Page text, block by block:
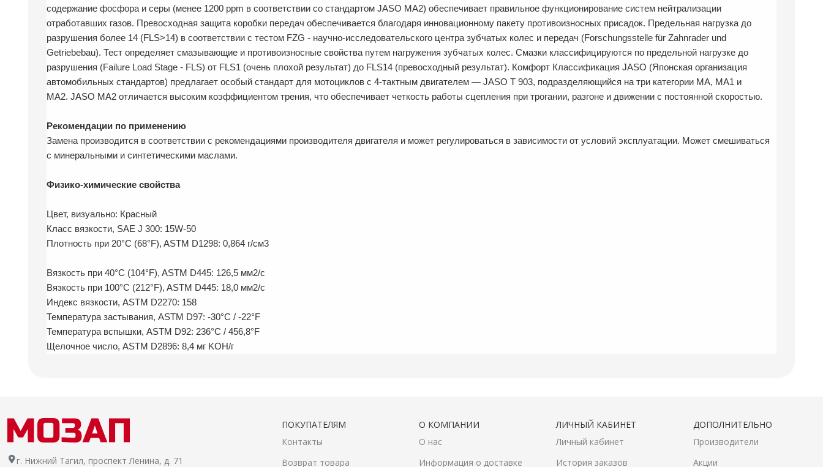
содержание фосфора и серы (менее 1200 ppm в соответствии со стандартом JASO MA2) обеспечивает правильное функционирование систем нейтрализации
отработавших газов. Превосходная защита коробки передач обеспечивается благодаря инновационному пакету противоизносных присадок. Предельная нагрузка до
разрушения более 14 (FLS>14) в соответствии с тестом FZG - научно-исследовательского центра зубчатых колес и передач (Forschungsstelle für Zahnrader und
Getriebebau). Тест определяет смазывающие и противоизносные свойства путем нагружения зубчатых колес. Смазки классифицируются по предельной нагрузке до
разрушения (Failure Load Stage - FLS) от FLS1 (очень плохой результат) до FLS14 (превосходный результат). Комфорт Классификация JASO (Японская организация
автомобильных стандартов) предлагает особый стандарт для мотоциклов с 4-тактным двигателем — JASO T 903, подразделяющийся на три категории MA, MA1 и
MA2. JASO MA2 отличается высоким коэффициентом трения, что обеспечивает четкость работы сцепления при трогании, разгоне и движении с постоянной скоростью.
Рекомендации по применению
Замена производится в соответствии с рекомендациями производителя двигателя и может регулироваться в зависимости от условий эксплуатации. Может смешиваться
с минеральными и синтетическими маслами.
Физико-химические свойства
Цвет, визуально: Красный
Класс вязкости, SAE J 300: 15W-50
Плотность при 20°C (68°F), ASTM D1298: 0,864 г/см3
Вязкость при 40°C (104°F), ASTM D445: 126,5 мм2/с
Вязкость при 100°C (212°F), ASTM D445: 18,0 мм2/с
Индекс вязкости, ASTM D2270: 158
Температура застывания, ASTM D97: -30°C / -22°F
Температура вспышки, ASTM D92: 236°C / 456,8°F
Щелочное число, ASTM D2896: 8,4 мг KOH/г
г. Нижний Тагил, проспект Ленина, д. 71
ПОКУПАТЕЛЯМ
Контакты
Возврат товара
О КОМПАНИИ
О нас
Информация о доставке
ЛИЧНЫЙ КАБИНЕТ
Личный кабинет
История заказов
ДОПОЛНИТЕЛЬНО
Производители
Акции